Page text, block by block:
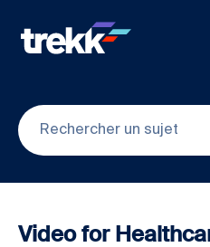
Video for